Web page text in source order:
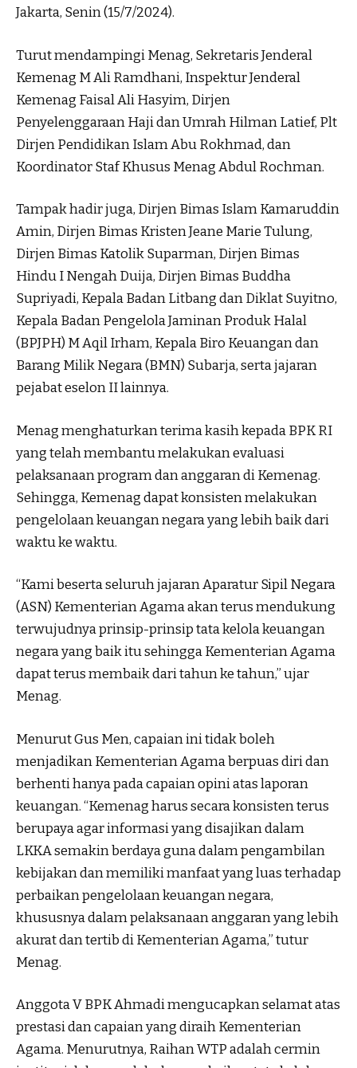
Jakarta, Senin (15/7/2024).
Turut mendampingi Menag, Sekretaris Jenderal
Kemenag M Ali Ramdhani, Inspektur Jenderal
Kemenag Faisal Ali Hasyim, Dirjen
Penyelenggaraan Haji dan Umrah Hilman Latief, Plt
Dirjen Pendidikan Islam Abu Rokhmad, dan
Koordinator Staf Khusus Menag Abdul Rochman.
Tampak hadir juga, Dirjen Bimas Islam Kamaruddin
Amin, Dirjen Bimas Kristen Jeane Marie Tulung,
Dirjen Bimas Katolik Suparman, Dirjen Bimas
Hindu I Nengah Duija, Dirjen Bimas Buddha
Supriyadi, Kepala Badan Litbang dan Diklat Suyitno,
Kepala Badan Pengelola Jaminan Produk Halal
(BPJPH) M Aqil Irham, Kepala Biro Keuangan dan
Barang Milik Negara (BMN) Subarja, serta jajaran
pejabat eselon II lainnya.
Menag menghaturkan terima kasih kepada BPK RI
yang telah membantu melakukan evaluasi
pelaksanaan program dan anggaran di Kemenag.
Sehingga, Kemenag dapat konsisten melakukan
pengelolaan keuangan negara yang lebih baik dari
waktu ke waktu.
“Kami beserta seluruh jajaran Aparatur Sipil Negara
(ASN) Kementerian Agama akan terus mendukung
terwujudnya prinsip-prinsip tata kelola keuangan
negara yang baik itu sehingga Kementerian Agama
dapat terus membaik dari tahun ke tahun,” ujar
Menag.
Menurut Gus Men, capaian ini tidak boleh
menjadikan Kementerian Agama berpuas diri dan
berhenti hanya pada capaian opini atas laporan
keuangan. “Kemenag harus secara konsisten terus
berupaya agar informasi yang disajikan dalam
LKKA semakin berdaya guna dalam pengambilan
kebijakan dan memiliki manfaat yang luas terhadap
perbaikan pengelolaan keuangan negara,
khususnya dalam pelaksanaan anggaran yang lebih
akurat dan tertib di Kementerian Agama,” tutur
Menag.
Anggota V BPK Ahmadi mengucapkan selamat atas
prestasi dan capaian yang diraih Kementerian
Agama. Menurutnya, Raihan WTP adalah cermin